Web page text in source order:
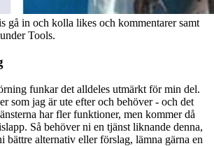
gå in och kolla likes och kommentarer samt
Tools.
funkar det alldeles utmärkt för min del.
som jag är ute efter och behöver - och det
har fler funktioner, men kommer då
Så behöver ni en tjänst liknande denna,
bättre alternativ eller förslag, lämna gärna en